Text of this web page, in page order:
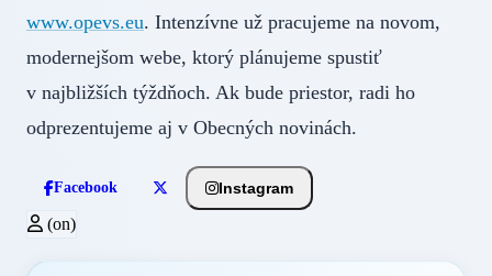
www.opevs.eu. Intenzívne už pracujeme na novom,
modernejšom webe, ktorý plánujeme spustiť
v najbližších týždňoch. Ak bude priestor, radi ho
odprezentujeme aj v Obecných novinách.
Facebook Instagram
(on)